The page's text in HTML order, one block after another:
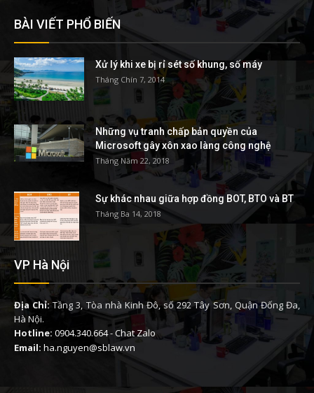
BÀI VIẾT PHỔ BIẾN
Xử lý khi xe bị rỉ sét số khung, số máy
Tháng Chín 7, 2014
Những vụ tranh chấp bản quyền của
Microsoft gây xôn xao làng công nghệ
Tháng Năm 22, 2018
Sự khác nhau giữa hợp đồng BOT, BTO và BT
Tháng Ba 14, 2018
VP Hà Nội
Địa Chỉ: Tầng 3, Tòa nhà Kinh Đô, số 292 Tây Sơn, Quận Đống Đa,
Hà Nội.
Hotline: 0904.340.664-Chat Zalo
Email: ha.nguyen@sblaw.vn